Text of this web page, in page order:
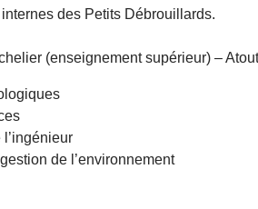
des Petits Débrouillards.
(enseignement supérieur) –
de l’environnement